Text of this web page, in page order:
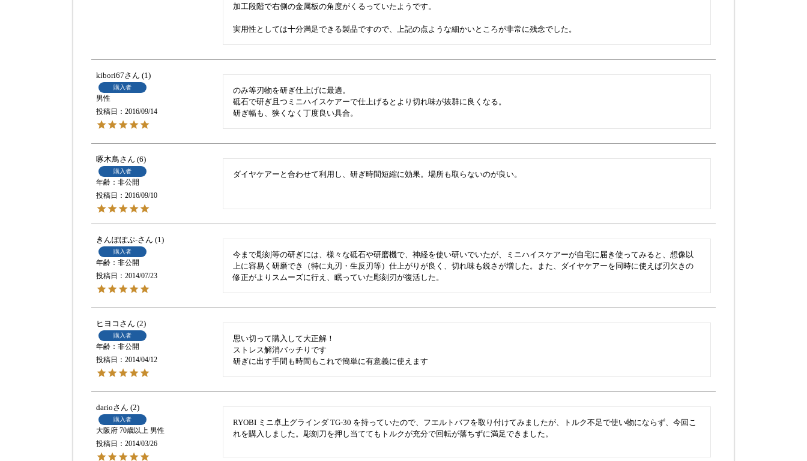
加工段階で右側の金属板の角度がくるっていたようです。
実用性としては十分満足できる製品ですので、上記の点ような細かいところが非常に残念でした。
kibori67 1
購入者
男性
投稿日
2016/09/14
のみ等刃物を研ぎ仕上げに最適。
砥石で研ぎ且つミニハイスケアーで仕上げるとより切れ味が抜群に良くなる。
研ぎ幅も、狭くなく丁度良い具合。
啄木鳥 6
購入者
非公開
投稿日
2016/09/10
ダイヤケアーと合わせて利用し、研ぎ時間短縮に効果。場所も取らないのが良い。
きんぽぽぷ- 1
購入者
非公開
投稿日
2014/07/23
今まで彫刻等の研ぎには、様々な砥石や研磨機で、神経を使い研いでいたが、ミニハイスケアーが自宅に届き使ってみると、想像以
上に容易く研磨でき（特に丸刃・生反刃等）仕上がりが良く、切れ味も鋭さが増した。また、ダイヤケアーを同時に使えば刃欠きの
修正がよりスムーズに行え、眠っていた彫刻刃が復活した。
ヒヨコ 2
購入者
非公開
投稿日
2014/04/12
思い切って購入して大正解！
ストレス解消バッチりです
研ぎに出す手間も時間もこれで簡単に有意義に使えます
dario 2
購入者
大阪府 70歳以上 男性
投稿日
2014/03/26
RYOBI ミニ卓上グラインダ TG-30 を持っていたので、フエルトバフを取り付けてみましたが、トルク不足で使い物にならず、今回こ
れを購入しました。彫刻刀を押し当ててもトルクが充分で回転が落ちずに満足できました。